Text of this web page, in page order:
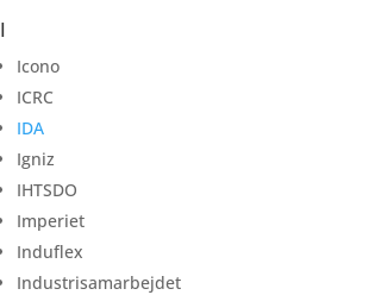
I
Icono
ICRC
IDA
Igniz
IHTSDO
Imperiet
Induflex
Industrisamarbejdet